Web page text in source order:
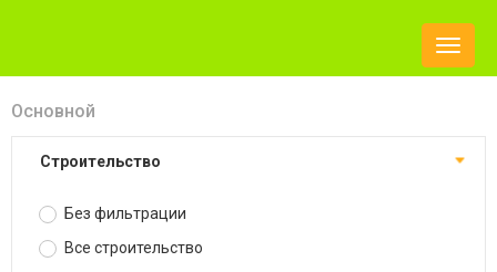
Toggle
Основной
Строительство
Без фильтрации
Все строительство